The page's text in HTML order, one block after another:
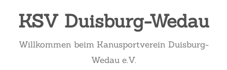
KSV Duisburg-Wedau
Willkommen beim Kanusportverein Duisburg-
Wedau e.V.